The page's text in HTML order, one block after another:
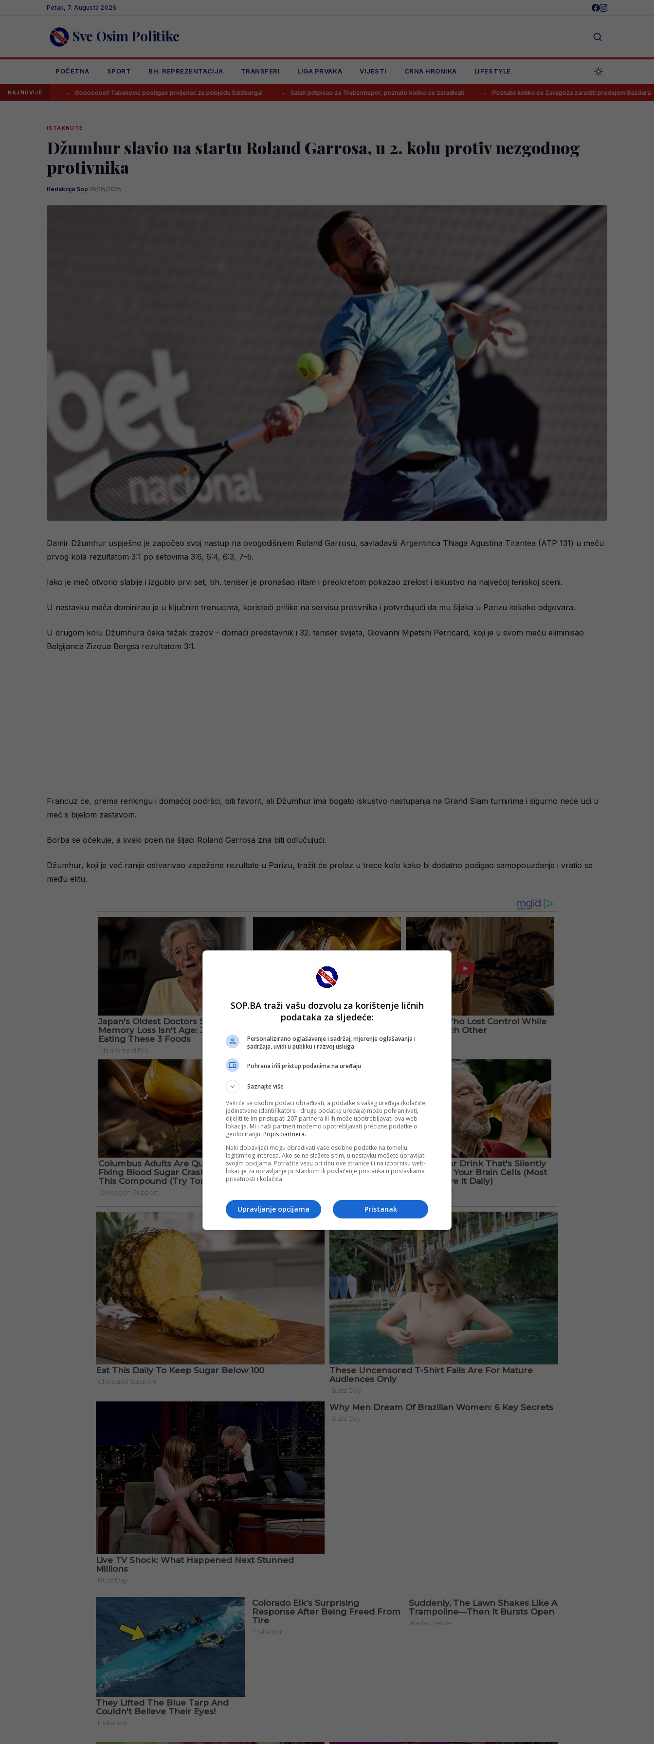
Petak, 7. Augusta 2026.
Sve Osim Politike
POČETNA SPORT BH. REPREZENTACIJA TRANSFERI LIGA PRVAKA VIJESTI CRNA HRONIKA LIFESTYLE
NAJNOVIJEGoooooool! Tabaković postigao prvijenac za pobjedu Salzburga! Salah potpisao za Trabzonspor, poznato koliko će zarađivati Poznato koliko će Zaragoza zaraditi prodajom Baždara
ISTAKNUTE
Džumhur slavio na startu Roland Garrosa, u 2. kolu protiv nezgodnog
protivnika
Redakcija Sop·25/05/2025
Damir Džumhur uspješno je započeo svoj nastup na ovogodišnjem Roland Garrosu, savladavši Argentinca Thiaga Agustína Tirantea (ATP 131) u meču
prvog kola rezultatom 3:1 po setovima 3:6, 6:4, 6:3, 7-5.
Iako je meč otvorio slabije i izgubio prvi set, bh. teniser je pronašao ritam i preokretom pokazao zrelost i iskustvo na najvećoj teniskoj sceni.
U nastavku meča dominirao je u ključnim trenucima, koristeći prilike na servisu protivnika i potvrđujući da mu šljaka u Parizu itekako odgovara.
U drugom kolu Džumhura čeka težak izazov – domaći predstavnik i 32. teniser svijeta, Giovanni Mpetshi Perricard, koji je u svom meču eliminisao
Belgijanca Zizoua Bergsa rezultatom 3:1.
Francuz će, prema renkingu i domaćoj podršci, biti favorit, ali Džumhur ima bogato iskustvo nastupanja na Grand Slam turnirima i sigurno neće ući u
meč s bijelom zastavom.
Borba se očekuje, a svaki poen na šljaci Roland Garrosa zna biti odlučujući.
Džumhur, koji je već ranije ostvarivao zapažene rezultate u Parizu, tražit će prolaz u treće kolo kako bi dodatno podigao samopouzdanje i vratio se
među elitu.
SOP.BA traži vašu dozvolu za korištenje ličnih
podataka za sljedeće:
Personalizirano oglašavanje i sadržaj, mjerenje oglašavanja i
sadržaja, uvidi u publiku i razvoj usluga
Pohrana i/ili pristup podacima na uređaju
Saznajte više
Vaši će se osobni podaci obrađivati, a podatke s vašeg uređaja (kolačiće,
jedinstvene identifikatore i druge podatke uređaja) može pohranjivati,
dijeliti te im pristupati 207 partnera ili ih može upotrebljavati ova web-
lokacija. Mi i naši partneri možemo upotrebljavati precizne podatke o
geolociranju. Popis partnera.
Neki dobavljači mogu obrađivati vaše osobne podatke na temelju
legitimnog interesa. Ako se ne slažete s tim, u nastavku možete upravljati
svojim opcijama. Potražite vezu pri dnu ove stranice ili na izborniku web-
lokacije za upravljanje pristankom ili povlačenje pristanka u postavkama
privatnosti i kolačića.
Pristanak
Upravljanje opcijama